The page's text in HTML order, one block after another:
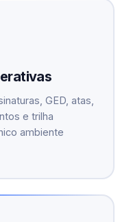
GED, atas,
e trilha
ambiente